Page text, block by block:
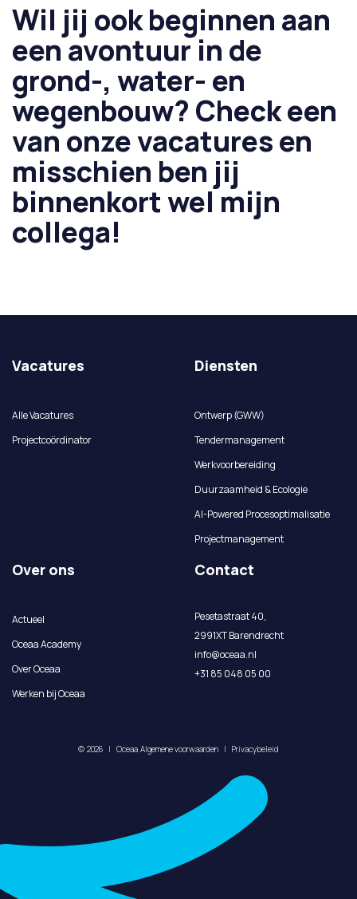
Wil jij ook beginnen aan
een avontuur in de
grond-, water- en
wegenbouw? Check een
van onze vacatures en
misschien ben jij
binnenkort wel mijn
collega!
Vacatures
Alle Vacatures
Projectcoördinator
Diensten
Ontwerp (GWW)
Tendermanagement
Werkvoorbereiding
Duurzaamheid & Ecologie
AI-Powered Procesoptimalisatie
Projectmanagement
Over ons
Actueel
Oceaa Academy
Over Oceaa
Werken bij Oceaa
Contact
Pesetastraat 40,
2991XT Barendrecht
info@oceaa.nl
+31 85 048 05 00
© 2026 | Oceaa Algemene voorwaarden | Privacybeleid